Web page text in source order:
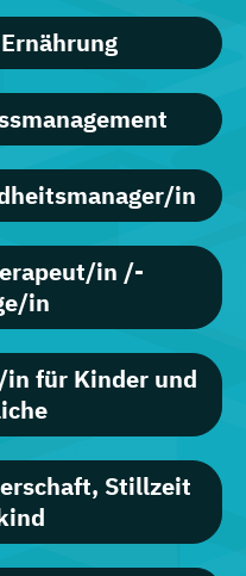
in
in /-
in
für Kinder und
Stillzeit